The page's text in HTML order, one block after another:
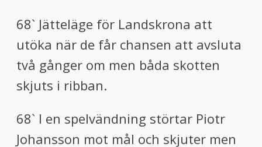
68` Jätteläge för Landskrona att
utöka när de får chansen att avsluta
två gånger om men båda skotten
skjuts i ribban.
68` I en spelvändning störtar Piotr
Johansson mot mål och skjuter men